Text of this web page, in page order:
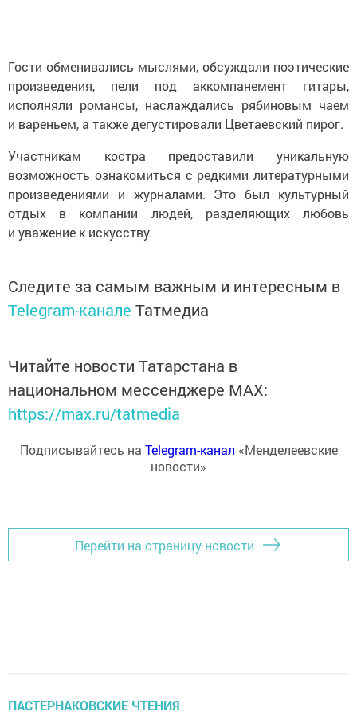
Гости обменивались мыслями, обсуждали поэтические
произведения, пели под аккомпанемент гитары,
исполняли романсы, наслаждались рябиновым чаем
и вареньем, а также дегустировали Цветаевский пирог.
Участникам костра предоставили уникальную
возможность ознакомиться с редкими литературными
произведениями и журналами. Это был культурный
отдых в компании людей, разделяющих любовь
и уважение к искусству.
Следите за самым важным и интересным в
Telegram-канале Татмедиа
Читайте новости Татарстана в
национальном мессенджере MАХ:
https://max.ru/tatmedia
Подписывайтесь на Telegram-канал «Менделеевские
новости»
Перейти на страницу новости
ПАСТЕРНАКОВСКИЕ ЧТЕНИЯ